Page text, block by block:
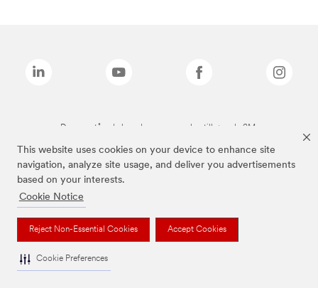
This website uses cookies on your device to enhance site
navigation, analyze site usage, and deliver you advertisements
based on your interests.
Cookie Notice
Reject Non-Essential Cookies Accept Cookies
Cookie Preferences
De ovenstående brands er varemærker tilhørende 3M.